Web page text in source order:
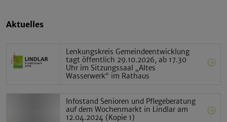
Aktuelles
Lenkungskreis Gemeindeentwicklung
tagt öffentlich 29.10.2026, ab 17.30
Uhr im Sitzungssaal „Altes
Wasserwerk“ im Rathaus
Infostand Senioren und Pflegeberatung
auf dem Wochenmarkt in Lindlar am
12.04.2024 (Kopie 1)